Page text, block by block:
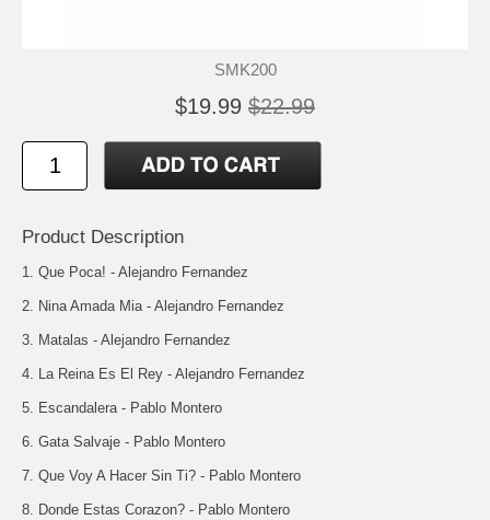
SMK200
$19.99 $22.99
Product Description
1. Que Poca! - Alejandro Fernandez
2. Nina Amada Mia - Alejandro Fernandez
3. Matalas - Alejandro Fernandez
4. La Reina Es El Rey - Alejandro Fernandez
5. Escandalera - Pablo Montero
6. Gata Salvaje - Pablo Montero
7. Que Voy A Hacer Sin Ti? - Pablo Montero
8. Donde Estas Corazon? - Pablo Montero